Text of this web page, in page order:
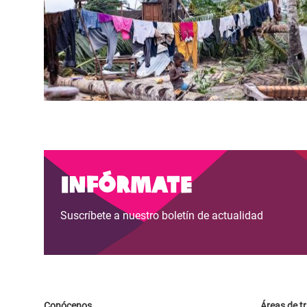
Paginación
Infórmate
Suscríbete a nuestro boletín de actualidad